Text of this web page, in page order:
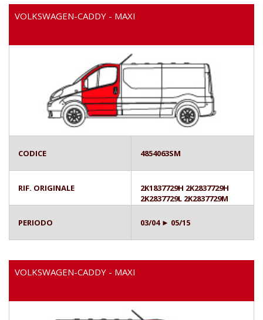
VOLKSWAGEN-CADDY - MAXI
CODICE 4854063SM
RIF. ORIGINALE
2K1837729H 2K2837729H
2K2837729L 2K2837729M
PERIODO 03/04 ► 05/15
VOLKSWAGEN-CADDY - MAXI